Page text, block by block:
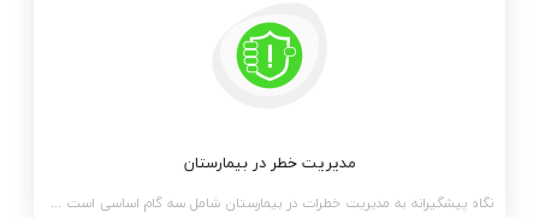
مدیریت خطر در بیمارستان
نگاه پیشگیرانه به مدیریت خطرات در بیمارستان شامل سه گام اساسی است که با پیشگیری اولیه با تمرکز بر حذ